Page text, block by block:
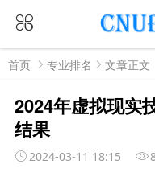
首页 专业排名 文章正文
2024年虚拟现实
结果
2024-03-11 18:15